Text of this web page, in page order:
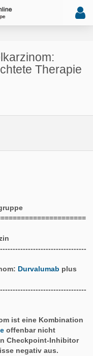
Therapie
Durvalumab plus
ist eine Kombination
offenbar nicht
Checkpoint-Inhibitor
negativ aus.